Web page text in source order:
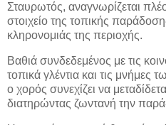
Σταυρωτός, αναγνωρίζεται
στοιχείο της τοπικής
κληρονομιάς της περιοχής.
Βαθιά συνδεδεμένος με τις
τοπικά γλέντια και τις
ο χορός συνεχίζει να
διατηρώντας ζωντανή την